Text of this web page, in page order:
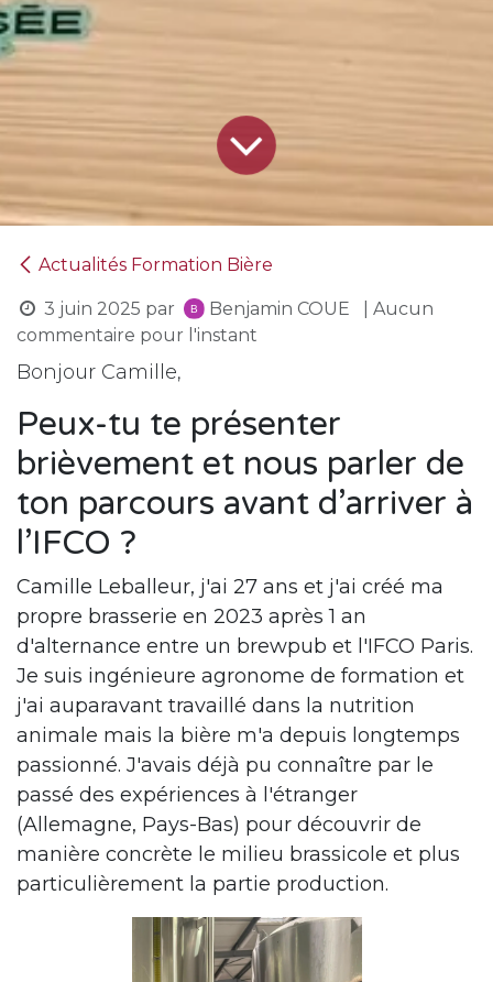
Actualités Formation Bière
3 juin 2025 par Benjamin COUE
| Aucun
commentaire pour l'instant
Bonjour Camille,
Peux-tu te présenter
brièvement et nous parler de
ton parcours avant d’arriver à
l’IFCO ?
Camille Leballeur, j'ai 27 ans et j'ai créé ma
propre brasserie en 2023 après 1 an
d'alternance entre un brewpub et l'IFCO Paris.
Je suis ingénieure agronome de formation et
j'ai auparavant travaillé dans la nutrition
animale mais la bière m'a depuis longtemps
passionné. J'avais déjà pu connaître par le
passé des expériences à l'étranger
(Allemagne, Pays-Bas) pour découvrir de
manière concrète le milieu brassicole et plus
particulièrement la partie production.